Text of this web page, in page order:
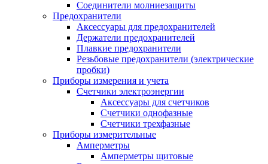
Соединители молниезащиты
Предохранители
Аксессуары для предохранителей
Держатели предохранителей
Плавкие предохранители
Резьбовые предохранители (электрические
пробки)
Приборы измерения и учета
Счетчики электроэнергии
Аксессуары для счетчиков
Счетчики однофазные
Счетчики трехфазные
Приборы измерительные
Амперметры
Амперметры щитовые